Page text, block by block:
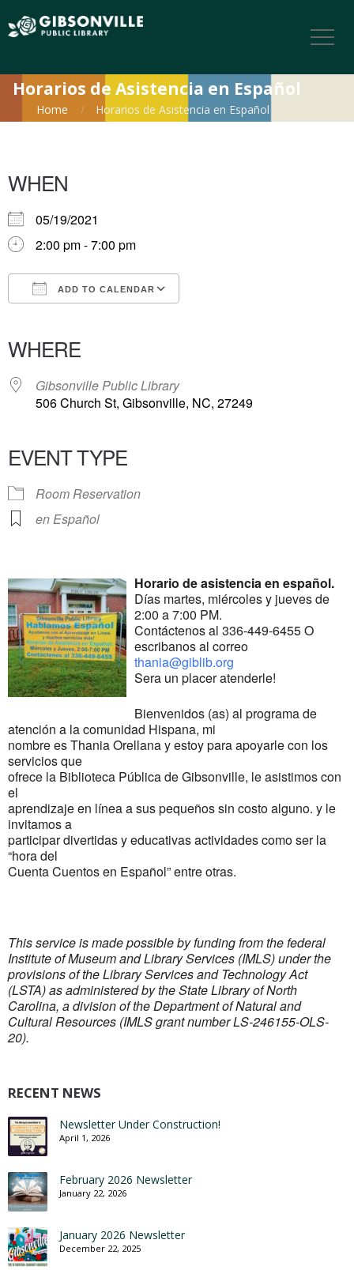
Horarios de Asistencia en Español
Home Horarios de Asistencia en Español
WHEN
05/19/2021
2:00 pm - 7:00 pm
ADD TO CALENDAR
WHERE
Gibsonville Public Library
506 Church St, Gibsonville, NC, 27249
EVENT TYPE
Room Reservation
en Español
Horario de asistencia en español.
Días martes, miércoles y jueves de
2:00 a 7:00 PM.
Contáctenos al 336-449-6455 O
escribanos al correo
thania@giblib.org
Sera un placer atenderle!
Bienvenidos (as) al programa de
atención a la comunidad Hispana, mi
nombre es Thania Orellana y estoy para apoyarle con los
servicios que
ofrece la Biblioteca Pública de Gibsonville, le asistimos con
el
aprendizaje en línea a sus pequeños sin costo alguno. y le
invitamos a
participar divertidas y educativas actividades como ser la
“hora del
Cuenta Cuentos en Español” entre otras.
This service is made possible by funding from the federal
Institute of Museum and Library Services (IMLS) under the
provisions of the Library Services and Technology Act
(LSTA) as administered by the State Library of North
Carolina, a division of the Department of Natural and
Cultural Resources (IMLS grant number LS-246155-OLS-
20).
RECENT NEWS
Newsletter Under Construction!
April 1, 2026
February 2026 Newsletter
January 22, 2026
January 2026 Newsletter
December 22, 2025